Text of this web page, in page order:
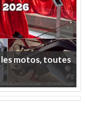
lesmotos,toutes